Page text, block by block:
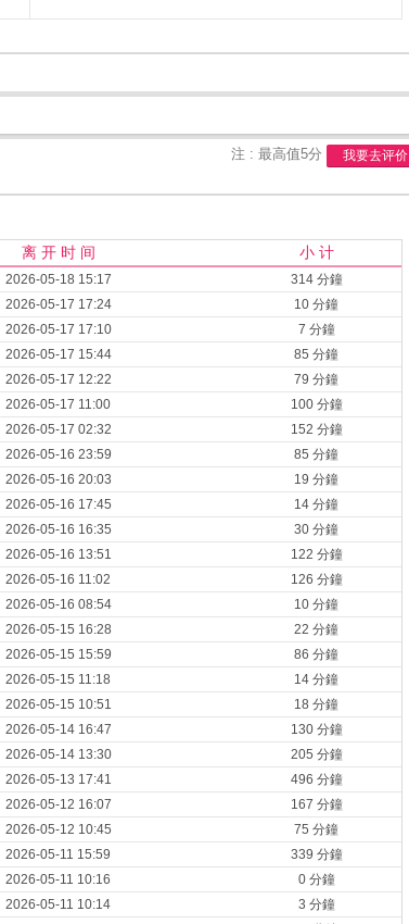
注 : 最高值5分 我要去评价
离 开 时 间 小 计
2026-05-18 15:17
314 分鐘
2026-05-17 17:24
10 分鐘
2026-05-17 17:10
7 分鐘
2026-05-17 15:44
85 分鐘
2026-05-17 12:22
79 分鐘
2026-05-17 11:00
100 分鐘
2026-05-17 02:32
152 分鐘
2026-05-16 23:59
85 分鐘
2026-05-16 20:03
19 分鐘
2026-05-16 17:45
14 分鐘
2026-05-16 16:35
30 分鐘
2026-05-16 13:51
122 分鐘
2026-05-16 11:02
126 分鐘
2026-05-16 08:54
10 分鐘
2026-05-15 16:28
22 分鐘
2026-05-15 15:59
86 分鐘
2026-05-15 11:18
14 分鐘
2026-05-15 10:51
18 分鐘
2026-05-14 16:47
130 分鐘
2026-05-14 13:30
205 分鐘
2026-05-13 17:41
496 分鐘
2026-05-12 16:07
167 分鐘
2026-05-12 10:45
75 分鐘
2026-05-11 15:59
339 分鐘
2026-05-11 10:16
0 分鐘
2026-05-11 10:14
3 分鐘